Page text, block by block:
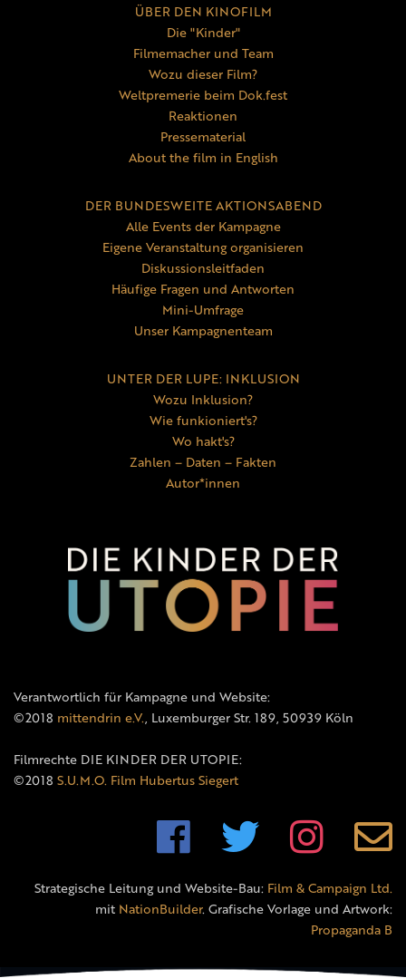
ÜBER DEN KINOFILM
Die "Kinder"
Filmemacher und Team
Wozu dieser Film?
Weltpremerie beim Dok.fest
Reaktionen
Pressematerial
About the film in English
DER BUNDESWEITE AKTIONSABEND
Alle Events der Kampagne
Eigene Veranstaltung organisieren
Diskussionsleitfaden
Häufige Fragen und Antworten
Mini-Umfrage
Unser Kampagnenteam
UNTER DER LUPE: INKLUSION
Wozu Inklusion?
Wie funkioniert's?
Wo hakt's?
Zahlen – Daten – Fakten
Autor*innen
Verantwortlich für Kampagne und Website:
©2018 mittendrin e.V., Luxemburger Str. 189, 50939 Köln
Filmrechte DIE KINDER DER UTOPIE:
©2018 S.U.M.O. Film Hubertus Siegert
Strategische Leitung und Website-Bau: Film & Campaign Ltd.
mit NationBuilder. Grafische Vorlage und Artwork:
Propaganda B